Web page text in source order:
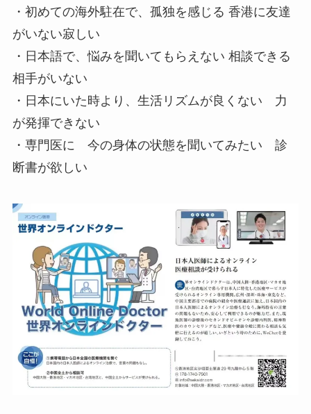
・初めての海外駐在で、孤独を感じる 香港に友達
がいない寂しい
・日本語で、悩みを聞いてもらえない 相談できる
相手がいない
・日本にいた時より、生活リズムが良くない 力
が発揮できない
・専門医に 今の身体の状態を聞いてみたい 診
断書が欲しい